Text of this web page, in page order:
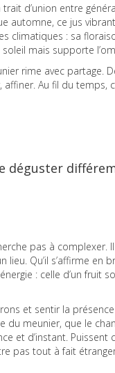
d’union entre
automne, ce jus
climatiques : sa
mais supporte
rime avec partage.
Au fil du temps,
déguster
pas à complexer.
lieu. Qu’il s’affirme en
: celle d’un fruit
et sentir la
meunier, que le
et d’instant. Puissent
pas tout à fait